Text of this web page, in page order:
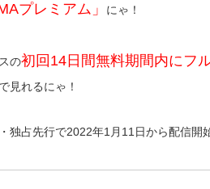
プレミアム」 にゃ！
の初回14日間無料期間内にフ
見れるにゃ！
独占先行で2022年1月11日から配信開